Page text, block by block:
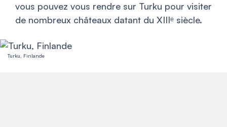
vous pouvez vous rendre sur Turku pour visiter
de nombreux châteaux datant du XIIIᵉ siècle.
Turku, Finlande